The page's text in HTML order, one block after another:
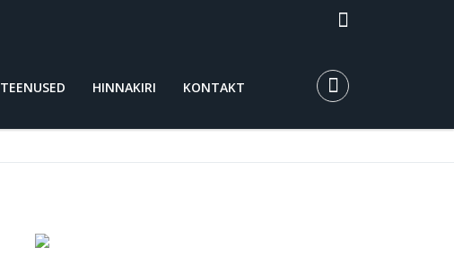
TEENUSED HINNAKIRI KONTAKT